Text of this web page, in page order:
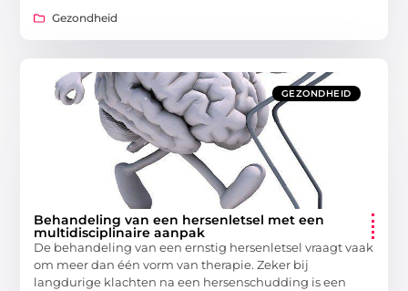
Gezondheid
GEZONDHEID
Behandeling van een hersenletsel met een
multidisciplinaire aanpak
De behandeling van een ernstig hersenletsel vraagt vaak
om meer dan één vorm van therapie. Zeker bij
langdurige klachten na een hersenschudding is een